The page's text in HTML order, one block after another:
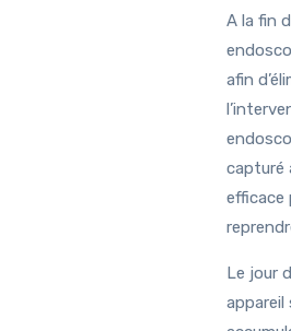
A la fin
afin
capturé
efficace
Le jour
appareil